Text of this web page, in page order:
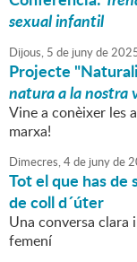
sexual infantil
Dijous, 5 de junyde
Projecte
natura a la nostra
Vine a conèixer les
marxa!
Dimecres,4de junyde
Tot el que has
de coll d´úter
Una conversa clara
femení